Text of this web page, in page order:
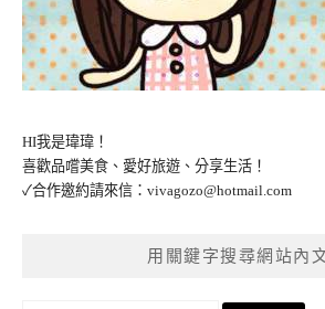
HI我是瑋瑋！
喜歡品嚐美食、愛好旅遊、分享生活！
✓合作邀約請來信： vivagozo@hotmail.com
用關鍵字搜尋網站內